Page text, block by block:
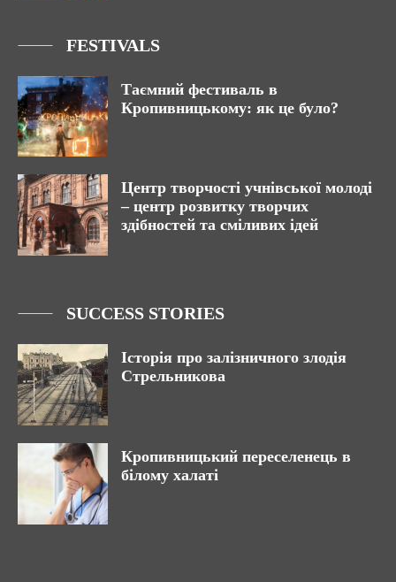
FESTIVALS
Таємний фестиваль в
Кропивницькому: як це було?
Центр творчості учнівської молоді
– центр розвитку творчих
здібностей та сміливих ідей
SUCCESS STORIES
Історія про залізничного злодія
Стрельникова
Кропивницький переселенець в
білому халаті